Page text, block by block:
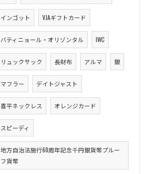
インゴット VJAギフトカード
バティニョール・オリゾンタル IWC
リュックサック 長財布 アルマ 銀
マフラー デイトジャスト
喜平ネックレス オレンジカード
スピーディ
地方自治法施行60周年記念千円銀貨幣プルー
フ貨幣